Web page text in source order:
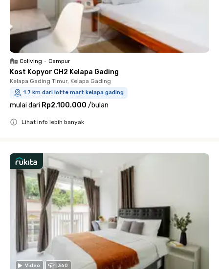
Coliving • Campur
Kost Kopyor CH2 Kelapa Gading
Kelapa Gading Timur, Kelapa Gading
1.7 km dari lotte mart kelapa gading
mulai dari Rp2.100.000 /bulan
Lihat info lebih banyak
Video 360